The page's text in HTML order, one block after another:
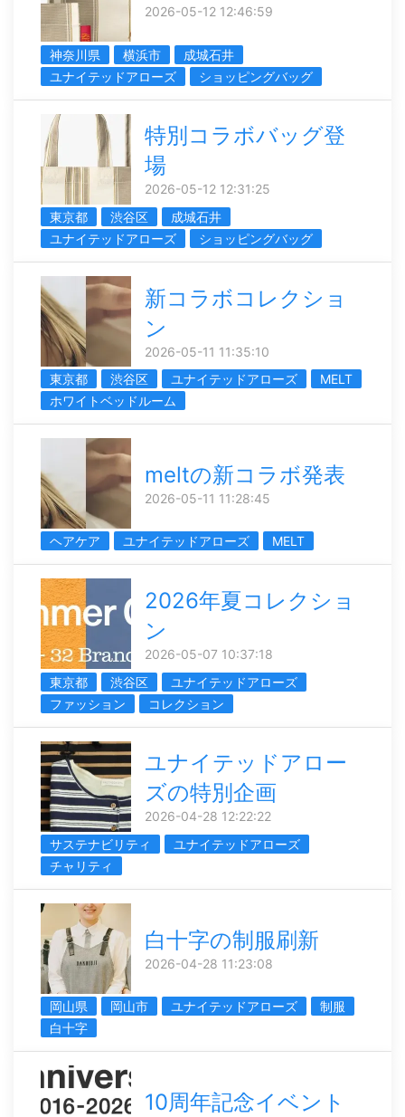
2026-05-12 12:46:59
神奈川県 横浜市
成城石井
ユナイテッドアローズ
ショッピングバッグ
特別コラボバッグ登
場
2026-05-12 12:31:25
東京都
渋谷区
成城石井
ユナイテッドアローズ
ショッピングバッグ
新コラボコレクショ
ン
2026-05-11 11:35:10
東京都
渋谷区 ユナイテッドアローズ
MELT
ホワイトベッドルーム
meltの新コラボ発表
2026-05-11 11:28:45
ヘアケア ユナイテッドアローズ MELT
2026年夏コレクショ
ン
2026-05-07 10:37:18
東京都
渋谷区
ユナイテッドアローズ
ファッション
コレクション
ユナイテッドアロー
ズの特別企画
2026-04-28 12:22:22
サステナビリティ
ユナイテッドアローズ
チャリティ
白十字の制服刷新
2026-04-28 11:23:08
岡山県 岡山市 ユナイテッドアローズ
制服
白十字
10周年記念イベント